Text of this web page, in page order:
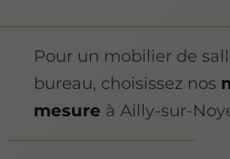
Pour un mobilier de
bureau, choisissez nos
mesure à Ailly-sur-